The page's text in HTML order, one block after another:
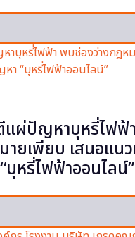
แผ่ปัญหาบุหรี่ไฟฟ้
ายเพียบ เสนอแน
หรี่ไฟฟ้าออนไลน์”